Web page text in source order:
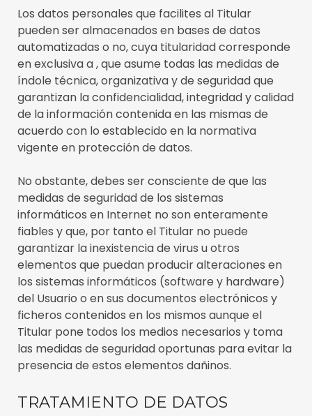
Los datos personales que facilites al Titular
pueden ser almacenados en bases de datos
automatizadas o no, cuya titularidad corresponde
en exclusiva a , que asume todas las medidas de
índole técnica, organizativa y de seguridad que
garantizan la confidencialidad, integridad y calidad
de la información contenida en las mismas de
acuerdo con lo establecido en la normativa
vigente en protección de datos.
No obstante, debes ser consciente de que las
medidas de seguridad de los sistemas
informáticos en Internet no son enteramente
fiables y que, por tanto el Titular no puede
garantizar la inexistencia de virus u otros
elementos que puedan producir alteraciones en
los sistemas informáticos (software y hardware)
del Usuario o en sus documentos electrónicos y
ficheros contenidos en los mismos aunque el
Titular pone todos los medios necesarios y toma
las medidas de seguridad oportunas para evitar la
presencia de estos elementos dañinos.
TRATAMIENTO DE DATOS